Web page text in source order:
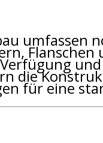
umfassen
die
für eine